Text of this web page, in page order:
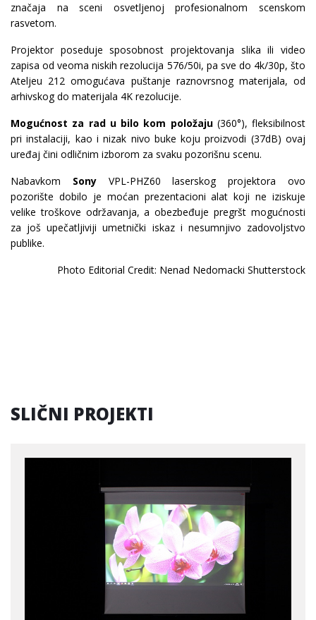
značaja na sceni osvetljenoj profesionalnom scenskom
rasvetom.
Projektor poseduje sposobnost projektovanja slika ili video
zapisa od veoma niskih rezolucija 576/50i, pa sve do 4k/30p, što
Ateljeu 212 omogućava puštanje raznovrsnog materijala, od
arhivskog do materijala 4K rezolucije.
Mogućnost za rad u bilo kom položaju(360°), fleksibilnost
pri instalaciji, kao i nizak nivo buke koju proizvodi (37dB) ovaj
uređaj čini odličnim izborom za svaku pozorišnu scenu.
Nabavkom Sony VPL-PHZ60 laserskog projektora ovo
pozorište dobilo je moćan prezentacioni alat koji ne iziskuje
velike troškove održavanja, a obezbeđuje pregršt mogućnosti
za još upečatljiviji umetnički iskaz i nesumnjivo zadovoljstvo
publike.
Photo Editorial Credit: Nenad Nedomacki Shutterstock
SLIČNI PROJEKTI